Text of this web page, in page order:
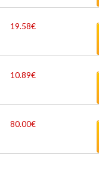
19.58€
10.89€
80.00€